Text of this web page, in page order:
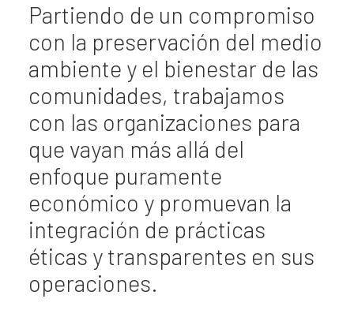
Partiendo de un compromiso
con la preservación del medio
ambiente y el bienestar de las
comunidades, trabajamos
con las organizaciones para
que vayan más allá del
enfoque puramente
económico y promuevan la
integración de prácticas
éticas y transparentes en sus
operaciones.